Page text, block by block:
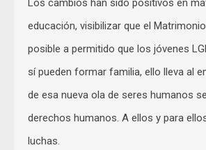
Los cambios han sido positivos en
educación, visibilizar que el
posible a permitido que los jóvenes
sí pueden formar familia, ello lleva al
de esa nueva ola de seres humanos
derechos humanos. A ellos y para
luchas.